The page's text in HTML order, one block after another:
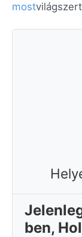
most
ben,